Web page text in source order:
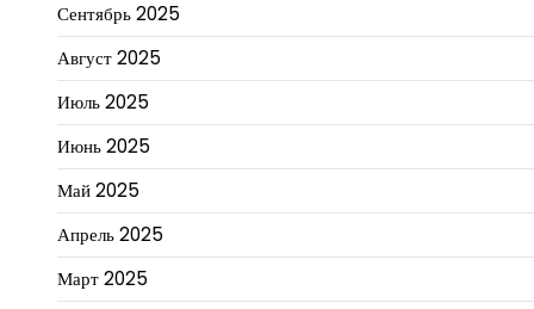
Сентябрь 2025
Август 2025
Июль 2025
Июнь 2025
Май 2025
Апрель 2025
Март 2025